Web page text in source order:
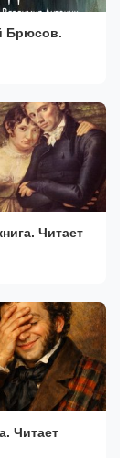
Брюсов.
Читает
Читает